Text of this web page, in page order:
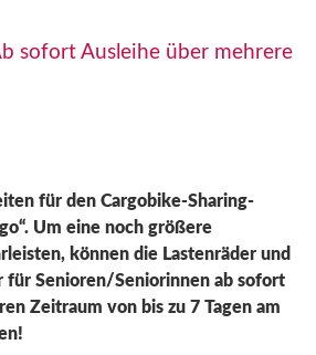
sofort Ausleihe über mehrere
für den Cargobike-Sharing-
Um eine noch größere
können die Lastenräder und
für Senioren/Seniorinnen ab sofort
Zeitraum von bis zu 7 Tagen am